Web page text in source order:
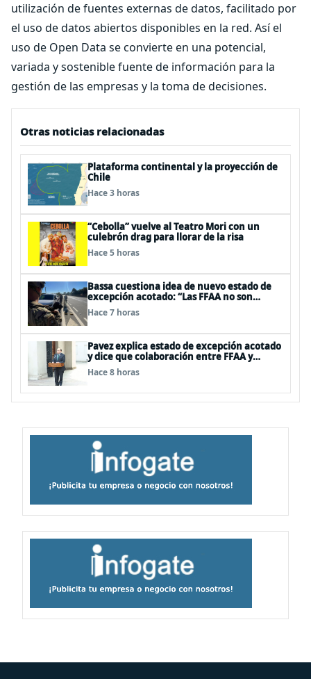
utilización de fuentes externas de datos, facilitado por
el uso de datos abiertos disponibles en la red. Así el
uso de Open Data se convierte en una potencial,
variada y sostenible fuente de información para la
gestión de las empresas y la toma de decisiones.
Otras noticias relacionadas
Plataforma continental y la proyección de
Chile
Hace 3 horas
“Cebolla” vuelve al Teatro Mori con un
culebrón drag para llorar de la risa
Hace 5 horas
Bassa cuestiona idea de nuevo estado de
excepción acotado: “Las FFAA no son
policías”
Hace 7 horas
Pavez explica estado de excepción acotado
y dice que colaboración entre FFAA y
policías, “es algo del todo pertinente
analizar”
Hace 8 horas